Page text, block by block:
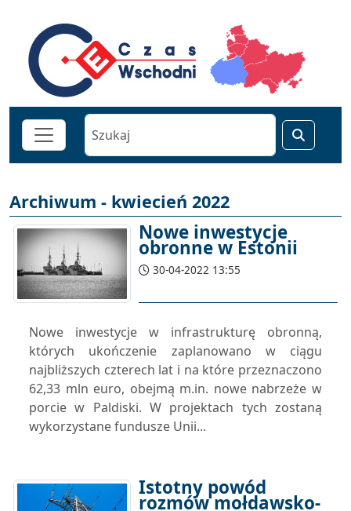
Archiwum - kwiecień 2022
Nowe inwestycje
obronne w Estonii
30-04-2022 13:55
Nowe inwestycje w infrastrukturę obronną,
których ukończenie zaplanowano w ciągu
najbliższych czterech lat i na które przeznaczono
62,33 mln euro, obejmą m.in. nowe nabrzeże w
porcie w Paldiski. W projektach tych zostaną
wykorzystane fundusze Unii...
Istotny powód
rozmów mołdawsko-